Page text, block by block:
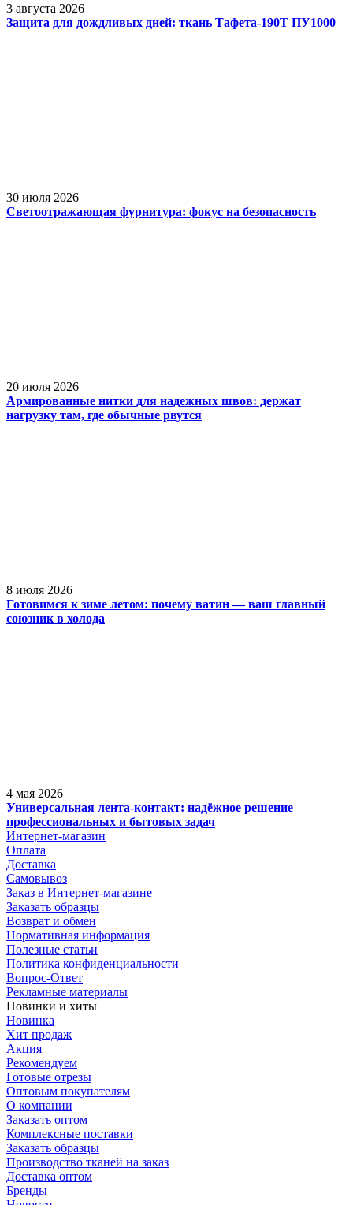
3 августа 2026
Защита для дождливых дней: ткань Тафета-190Т ПУ1000
30 июля 2026
Светоотражающая фурнитура: фокус на безопасность
20 июля 2026
Армированные нитки для надежных швов: держат
нагрузку там, где обычные рвутся
8 июля 2026
Готовимся к зиме летом: почему ватин — ваш главный
союзник в холода
4 мая 2026
Универсальная лента-контакт: надёжное решение
профессиональных и бытовых задач
Интернет-магазин
Оплата
Доставка
Самовывоз
Заказ в Интернет-магазине
Заказать образцы
Возврат и обмен
Нормативная информация
Полезные статьи
Политика конфиденциальности
Вопрос-Ответ
Рекламные материалы
Новинки и хиты
Новинка
Хит продаж
Акция
Рекомендуем
Готовые отрезы
Оптовым покупателям
О компании
Заказать оптом
Комплексные поставки
Заказать образцы
Производство тканей на заказ
Доставка оптом
Бренды